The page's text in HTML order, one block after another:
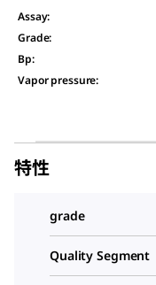
Assay:
Grade:
Bp:
Vapor pressure:
特性
grade
Quality Segment